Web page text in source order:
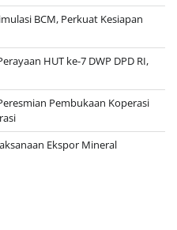
BCM, Perkuat Kesiapan
HUT ke-7 DWP DPD RI,
Pembukaan Koperasi
Ekspor Mineral